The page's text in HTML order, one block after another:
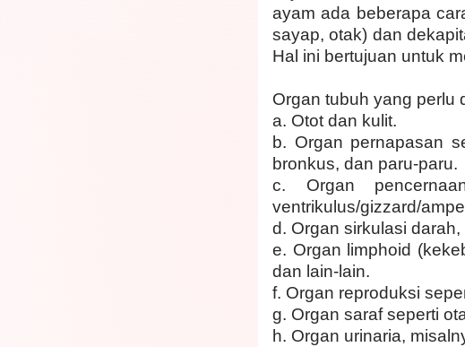
ayam ada beberapa
sayap, otak) dan
Hal ini bertujuan untuk
Organ tubuh yang perlu
a. Otot dan kulit.
b. Organ pernapasan
bronkus, dan paru-paru.
c. Organ
ventrikulus/gizzard/
d. Organ sirkulasi
e. Organ limphoid
dan lain-lain.
f. Organ reproduksi
g. Organ saraf seperti
h. Organ urinaria,